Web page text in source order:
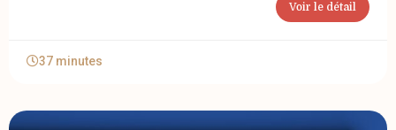
Voir le détail
37 minutes